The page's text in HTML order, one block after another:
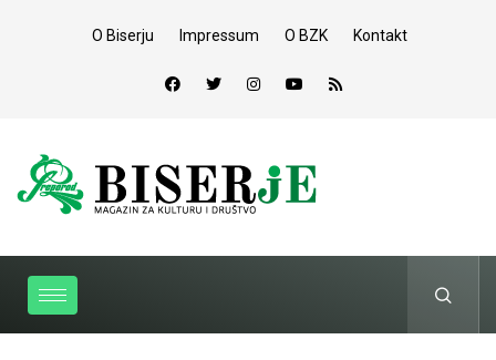
O Biserju Impressum O BZK Kontakt